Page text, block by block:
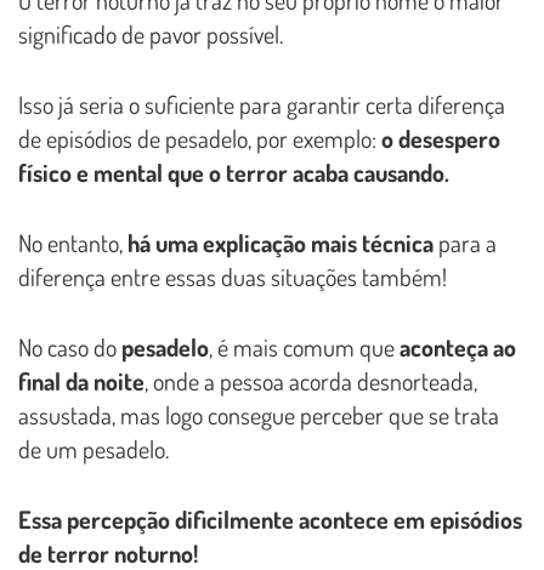
significado de pavor possível.
Isso já seria o suficiente para garantir certa diferença
de episódios de pesadelo, por exemplo:o desespero
físico e mental que o terror acaba causando.
No entanto,há uma explicação mais técnicapara a
diferença entre essas duas situações também!
No caso dopesadelo, é mais comum queaconteça ao
final da noite, onde a pessoa acorda desnorteada,
assustada, mas logo consegue perceber que se trata
de um pesadelo.
Essa percepção dificilmente acontece em episódios
de terror noturno!